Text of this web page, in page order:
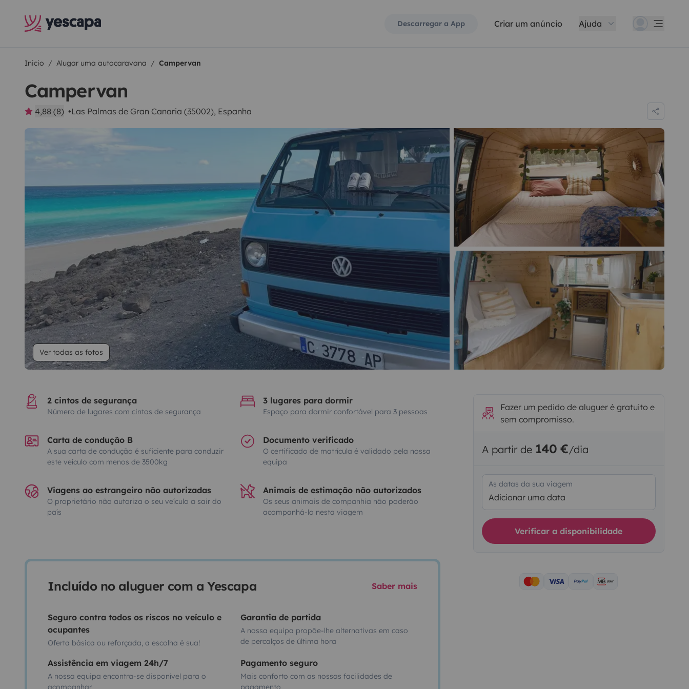
Descarregar a App Criar um anúncio Ajuda
Inicio Alugar uma autocaravana Campervan
Campervan
4,88 (8) Las Palmas de Gran Canaria (35002), Espanha
Ver todas as fotos
2 cintos de segurança
Número de lugares com cintos de segurança
3 lugares para dormir
Espaço para dormir confortável para 3 pessoas
Carta de condução B
A sua carta de condução é suficiente para conduzir
este veículo com menos de 3500kg
Documento verificado
O certificado de matrícula é validado pela nossa
equipa
Viagens ao estrangeiro não autorizadas
O proprietário não autoriza o seu veículo a sair do
país
Animais de estimação não autorizados
Os seus animais de companhia não poderão
acompanhá-lo nesta viagem
Incluído no aluguer com a Yescapa Saber mais
Seguro contra todos os riscos no veículo e
ocupantes
Oferta básica ou reforçada, a escolha é sua!
Garantia de partida
A nossa equipa propõe-lhe alternativas em caso
de percalços de última hora
Assistência em viagem 24h/7
A nossa equipa encontra-se disponível para o
acompanhar
Pagamento seguro
Mais conforto com as nossas facilidades de
pagamento
Fazer um pedido de aluguer é gratuito e
sem compromisso.
A partir de 140 €/dia
As datas da sua viagem
Adicionar uma data
Verificar a disponibilidade